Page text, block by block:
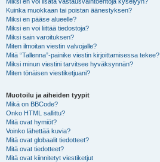
Kuinka muokkaan tai poistan äänestyksen?
Miksi en pääse alueelle?
Miksi en voi liittää tiedostoja?
Miksi sain varoituksen?
Miten ilmoitan viestin valvojalle?
Mitä “Tallenna”-painike viestin kirjoittamisessa tekee?
Miksi minun viestini tarvitsee hyväksynnän?
Miten tönäisen viestiketjuani?
Muotoilu ja aiheiden tyypit
Mikä on BBCode?
Onko HTML sallittu?
Mitä ovat hymiöt?
Voinko lähettää kuvia?
Mitä ovat globaalit tiedotteet?
Mitä ovat tiedotteet?
Mitä ovat kiinnitetyt viestiketjut